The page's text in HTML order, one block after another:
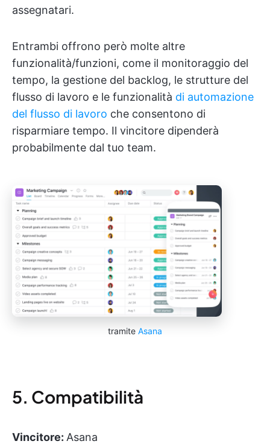
assegnatari.
Entrambi offrono però molte altre
funzionalità/funzioni, come il monitoraggio del
tempo, la gestione del backlog, le strutture del
flusso di lavoro e le funzionalità di automazione
del flusso di lavoro che consentono di
risparmiare tempo. Il vincitore dipenderà
probabilmente dal tuo team.
tramite Asana
5. Compatibilità
Vincitore: Asana